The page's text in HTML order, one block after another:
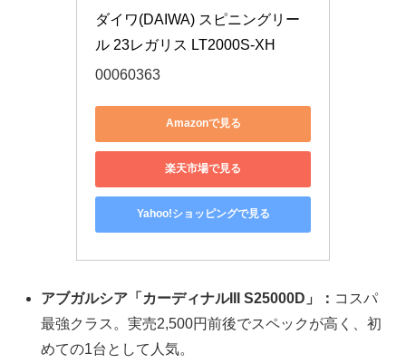
ダイワ(DAIWA) スピニングリー
ル 23レガリス LT2000S-XH
00060363
Amazonで見る
楽天市場で見る
Yahoo!ショッピングで見る
アブガルシア「カーディナルIII S25000D」： コスパ
最強クラス。実売2,500円前後でスペックが高く、初
めての1台として人気。